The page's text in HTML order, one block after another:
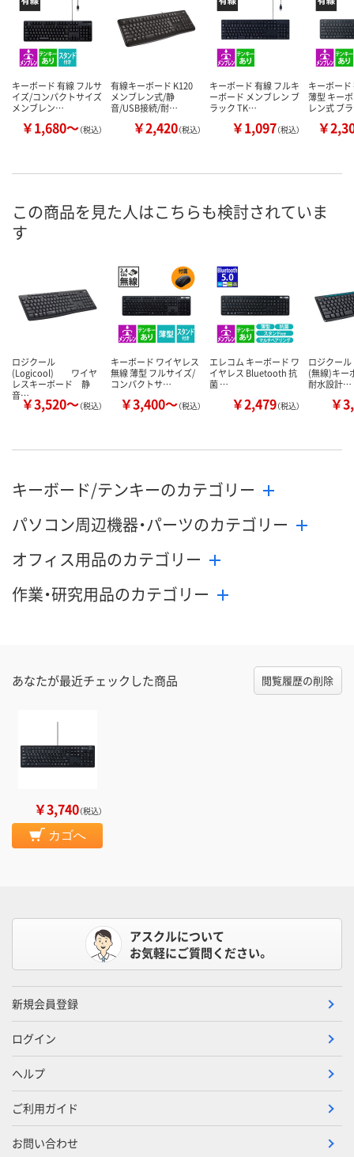
キーボード 有線 フルサ
イズ/コンパクトサイズ
メンブレン…
￥1,680～（税込）
有線キーボード K120
メンブレン式/静
音/USB接続/耐…
￥2,420（税込）
キーボード 有線 フルキ
ーボード メンブレン ブ
ラック TK…
￥1,097（税込）
キーボード
薄型 キー
レン式 ブ
￥
この商品を見た人はこちらも検討されていま
す
ロジクール
(Logicool) ワイヤ
レスキーボード 静
音…￥3,520～（税込）
キーボード ワイヤレス
無線 薄型 フルサイズ/
コンパクトサ…
￥3,400～（税込）
エレコム キーボード ワ
イヤレス Bluetooth 抗
菌 …
￥2,479（税込）
ロジクー
(無線)キー
耐水設計…
￥
キーボード/テンキーのカテゴリー
パソコン周辺機器・パーツのカテゴリー
オフィス用品のカテゴリー
作業・研究用品のカテゴリー
あなたが最近チェックした商品 閲覧履歴の削除
￥3,740（税込）
カゴへ
アスクルについて
お気軽にご質問ください。
新規会員登録
ログイン
ヘルプ
ご利用ガイド
お問い合わせ